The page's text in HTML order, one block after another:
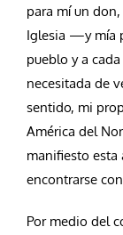
para mí un
Iglesia —y mía
pueblo y a
necesitada de
sentido, mi
América del
manifiesto esta
encontrarse
Por medio del